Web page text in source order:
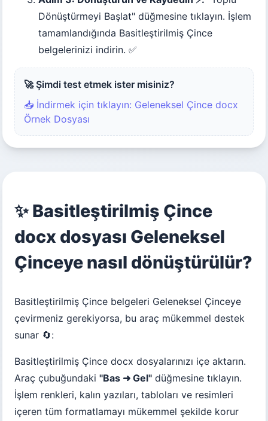
Dönüştürmeyi Başlat" düğmesine tıklayın. İşlem
tamamlandığında Basitleştirilmiş Çince
belgelerinizi indirin. ✅
🚀 Şimdi test etmek ister misiniz?
📥 İndirmek için tıklayın: Geleneksel Çince docx
Örnek Dosyası
✨ Basitleştirilmiş Çince
docx dosyası Geleneksel
Çinceye nasıl dönüştürülür?
Basitleştirilmiş Çince belgeleri Geleneksel Çinceye
çevirmeniz gerekiyorsa, bu araç mükemmel destek
sunar 🔄:
Basitleştirilmiş Çince docx dosyalarınızı içe aktarın.
Araç çubuğundaki"Bas ➜ Gel" düğmesine tıklayın.
İşlem renkleri, kalın yazıları, tabloları ve resimleri
içeren tüm formatlamayı mükemmel şekilde korur